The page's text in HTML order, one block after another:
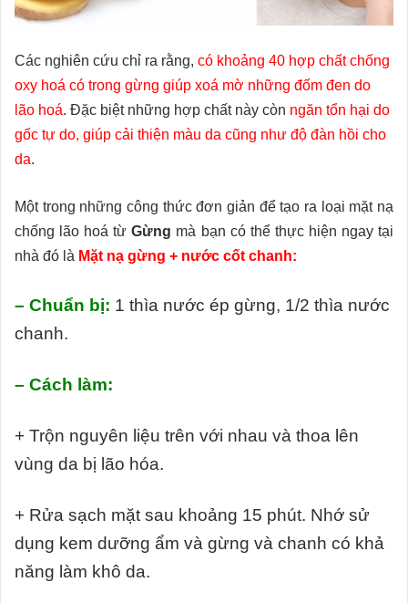
Các nghiên cứu chỉ ra rằng, có khoảng 40 hợp chất chống
oxy hoá có trong gừng giúp xoá mờ những đốm đen do
lão hoá. Đặc biệt những hợp chất này còn ngăn tổn hại do
gốc tự do, giúp cải thiện màu da cũng như độ đàn hồi cho
da.
Một trong những công thức đơn giản để tạo ra loại mặt nạ
chống lão hoá từGừng mà bạn có thể thực hiện ngay tại
nhà đó là Mặt nạ gừng + nước cốt chanh:
– Chuẩn bị: 1 thìa nước ép gừng, 1/2 thìa nước
chanh.
– Cách làm:
+ Trộn nguyên liệu trên với nhau và thoa lên
vùng da bị lão hóa.
+ Rửa sạch mặt sau khoảng 15 phút. Nhớ sử
dụng kem dưỡng ẩm và gừng và chanh có khả
năng làm khô da.